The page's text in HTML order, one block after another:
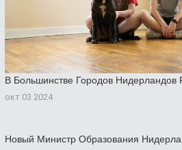
В Большинстве Городов Нидерландов
окт 03 2024
Новый Министр Образования